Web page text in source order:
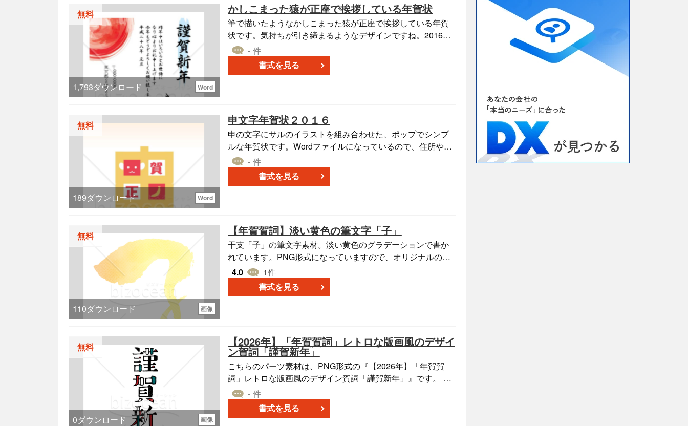
無料
1,793ダウンロード Word
かしこまった猿が正座で挨拶している年賀状
筆で描いたようなかしこまった猿が正座で挨拶している年賀
状です。気持ちが引き締まるようなデザインですね。2016年
の年賀状はがき（さる・申・猿）は、無料でダウンロードで
き、Wordファイルになっているためそのまま印刷できます。
- 件
書式を見る
無料
189ダウンロード Word
申文字年賀状２０１６
申の文字にサルのイラストを組み合わせた、ポップでシンプ
ルな年賀状です。Wordファイルになっているので、住所や挨
拶文を入力して、そのまま印刷できます。また、背景の色も
自由に変えられます。
- 件
書式を見る
無料
110ダウンロード 画像
【年賀賀詞】淡い黄色の筆文字「子」
干支「子」の筆文字素材。淡い黄色のグラデーションで書か
れています。PNG形式になっていますので、オリジナルの年
賀状を作るときにワード等に貼り付けてお使いいただけま
す。無料でダウンロードできます。
4.0 1件
書式を見る
無料
0ダウンロード 画像
【2026年】「年賀賀詞」レトロな版画風のデザイ
ン賀詞「謹賀新年」
こちらのパーツ素材は、PNG形式の『【2026年】「年賀賀
詞」レトロな版画風のデザイン賀詞「謹賀新年」』です。 ■
デザイン ・新年を祝う賀詞「謹賀新年」を、明朝体をベース
にした独創的なデザイン書体で表現しました。伝統的な賀詞
に、レトロでありながらモダンな雰囲気を加えています。 ・
- 件
書式を見る